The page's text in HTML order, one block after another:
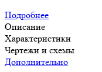
Подробнее
Описание
Характеристики
Чертежи и схемы
Дополнительно